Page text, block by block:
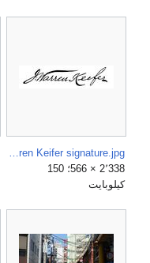
J. Warren Keifer signature.jpg
2٬338 × 566؛ 150
كيلوبايت